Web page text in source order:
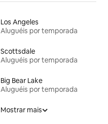
Los Angeles
Aluguéis por temporada
Scottsdale
Aluguéis por temporada
Big Bear Lake
Aluguéis por temporada
Mostrar mais